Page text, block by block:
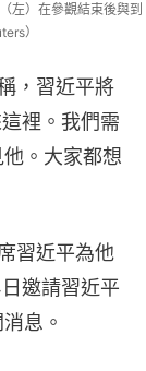
左）在參觀結束後與到
）
，習近平將
裡。我們需
。大家都想
習近平為他
邀請習近平
息。